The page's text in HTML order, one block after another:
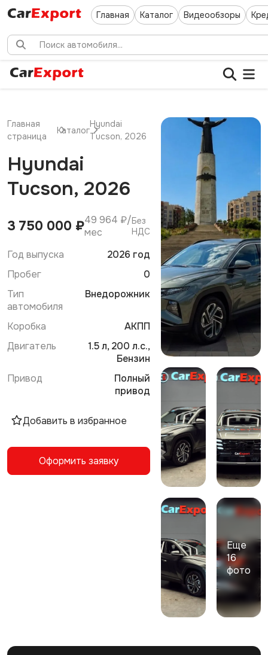
Главная Каталог Видеообзоры
Главная
страница
Каталог
Hyundai
Tucson, 2026
Hyundai
Tucson, 2026
3 750 000 ₽49 964 ₽/
мес
Без
НДС
Год выпуска
2026 год
Пробег
0
Тип
автомобиля
Внедорожник
Коробка
АКПП
Двигатель
1.5 л, 200 л.с.,
Бензин
Привод
Полный
привод
Добавить в избранное
Оформить заявку
Еще
16
фото